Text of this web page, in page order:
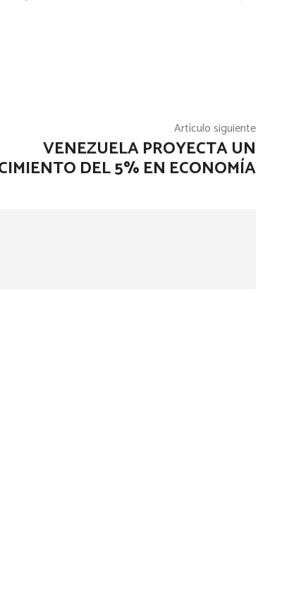
Artículo siguiente
VENEZUELA PROYECTA UN
DEL 5% EN ECONOMÍA